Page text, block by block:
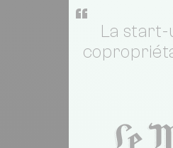
“
La start-